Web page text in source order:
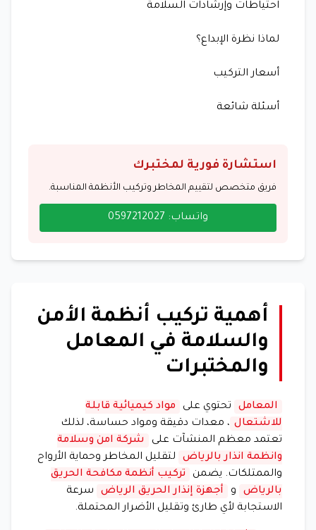
احتياطات وإرشادات السلامة
لماذا نظرة الإبداع؟
أسعار التركيب
أسئلة شائعة
استشارة فورية لمختبرك
فريق متخصص لتقييم المخاطر وتركيب الأنظمة المناسبة.
واتساب: 0597212027
أهمية تركيب أنظمة الأمن
والسلامة في المعامل
والمختبرات
المعامل تحتوي على
مواد كيميائية قابلة
للاشتعال ، معدات دقيقة ومواد حساسة، لذلك
تعتمد معظم المنشآت على
شركة امن وسلامة
وانظمة انذار بالرياض
لتقليل المخاطر وحماية الأرواح
والممتلكات. يضمن
تركيب أنظمة مكافحة الحريق
بالرياض
و أجهزة إنذار الحريق الرياض
سرعة
الاستجابة لأي طارئ وتقليل الأضرار المحتملة.